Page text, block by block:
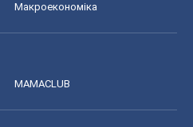
Макроекономіка
MAMACLUB